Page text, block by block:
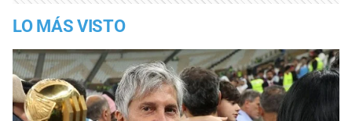
LO MÁS VISTO